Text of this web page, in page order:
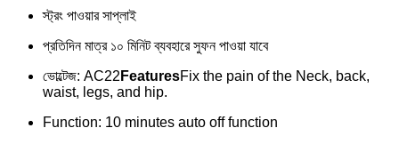
স্ট্রং পাওয়ার সাপ্লাই
প্রতিদিন মাত্র ১০ মিনিট ব্যবহারে সুফন পাওয়া যাবে
ভোল্টেজ: AC22 FeaturesFix the pain of the Neck, back,
waist, legs, and hip.
Function: 10 minutes auto off function